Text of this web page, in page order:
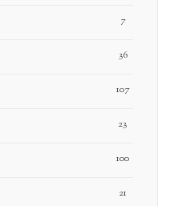
7
36
107
23
100
21